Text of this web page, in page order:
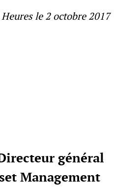
le 2 octobre 2017
général
Management